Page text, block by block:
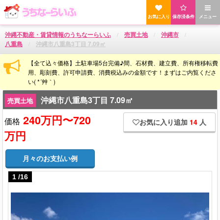
メニュー
保存済条件
お気に入り
沖縄不動産・賃貸情報のうちなーらいふ 売買土地
沖縄市
八重島
沖縄市八重島3丁目 7.09㎡
【全て込々価格】土駐車場5台完備♪間、石材費、建立費、所有権移転費
用、彫刻費、許可申請費、消費税込みの金額です！まずはご内覧くださ
い( *´艸｀)
売買土地
沖縄市八重島3丁目 7.09㎡
価格 240万円〜720
万円
お気に入り追加 14 人
月々のお支払い例
1 /16